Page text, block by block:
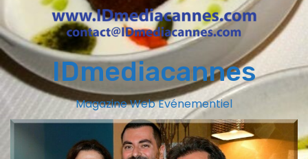
IDmediacannes
Magazine Web Evénementiel